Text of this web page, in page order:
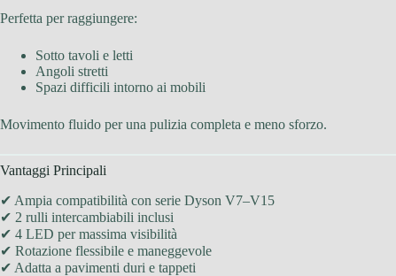
Perfetta per raggiungere:
Sotto tavoli e letti
Angoli stretti
Spazi difficili intorno ai mobili
Movimento fluido per una pulizia completa e meno sforzo.
Vantaggi Principali
✔ Ampia compatibilità con serie Dyson V7–V15
✔ 2 rulli intercambiabili inclusi
✔ 4 LED per massima visibilità
✔ Rotazione flessibile e maneggevole
✔ Adatta a pavimenti duri e tappeti